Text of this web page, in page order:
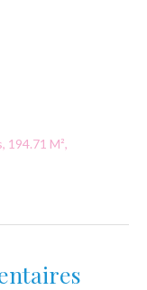
194.71 M²,